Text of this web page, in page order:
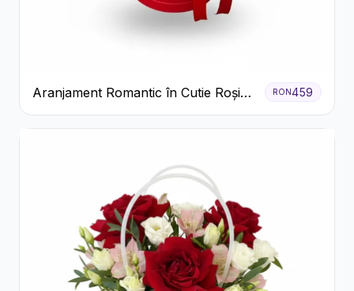
Aranjament Romantic în Cutie Roșie
cu Trandafiri și Crizanteme
RON459